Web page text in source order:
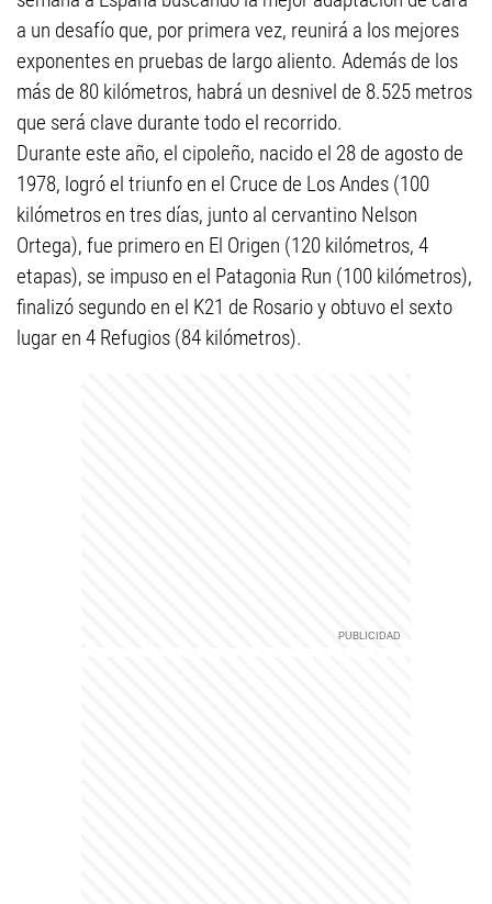
a un desafío que, por primera vez, reunirá a los mejores
exponentes en pruebas de largo aliento. Además de los
más de 80 kilómetros, habrá un desnivel de 8.525 metros
que será clave durante todo el recorrido.
Durante este año, el cipoleño, nacido el 28 de agosto de
1978, logró el triunfo en el Cruce de Los Andes (100
kilómetros en tres días, junto al cervantino Nelson
Ortega), fue primero en El Origen (120 kilómetros, 4
etapas), se impuso en el Patagonia Run (100 kilómetros),
finalizó segundo en el K21 de Rosario y obtuvo el sexto
lugar en 4 Refugios (84 kilómetros).